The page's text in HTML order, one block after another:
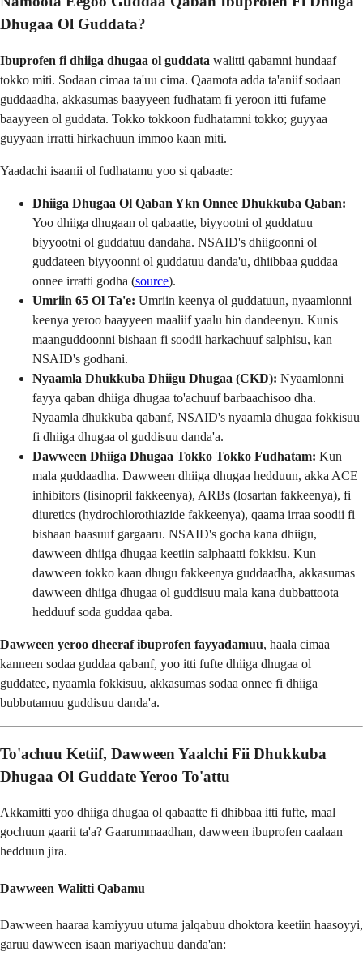
Dhugaa Ol Guddata?
Ibuprofen fi dhiiga dhugaa ol guddata walitti qabamni hundaaf
tokko miti. Sodaan cimaa ta'uu cima. Qaamota adda ta'aniif sodaan
guddaadha, akkasumas baayyeen fudhatam fi yeroon itti fufame
baayyeen ol guddata. Tokko tokkoon fudhatamni tokko; guyyaa
guyyaan irratti hirkachuun immoo kaan miti.
Yaadachi isaanii ol fudhatamu yoo si qabaate:
Dhiiga Dhugaa Ol Qaban Ykn Onnee Dhukkuba Qaban:
Yoo dhiiga dhugaan ol qabaatte, biyyootni ol guddatuu
biyyootni ol guddatuu dandaha. NSAID's dhiigoonni ol
guddateen biyyoonni ol guddatuu danda'u, dhiibbaa guddaa
onnee irratti godha (source).
Umriin 65 Ol Ta'e: Umriin keenya ol guddatuun, nyaamlonni
keenya yeroo baayyeen maaliif yaalu hin dandeenyu. Kunis
maanguddoonni bishaan fi soodii harkachuuf salphisu, kan
NSAID's godhani.
Nyaamla Dhukkuba Dhiigu Dhugaa (CKD): Nyaamlonni
fayya qaban dhiiga dhugaa to'achuuf barbaachisoo dha.
Nyaamla dhukkuba qabanf, NSAID's nyaamla dhugaa fokkisuu
fi dhiiga dhugaa ol guddisuu danda'a.
Dawween Dhiiga Dhugaa Tokko Tokko Fudhatam: Kun
mala guddaadha. Dawween dhiiga dhugaa hedduun, akka ACE
inhibitors (lisinopril fakkeenya), ARBs (losartan fakkeenya), fi
diuretics (hydrochlorothiazide fakkeenya), qaama irraa soodii fi
bishaan baasuuf gargaaru. NSAID's gocha kana dhiigu,
dawween dhiiga dhugaa keetiin salphaatti fokkisu. Kun
dawween tokko kaan dhugu fakkeenya guddaadha, akkasumas
dawween dhiiga dhugaa ol guddisuu mala kana dubbattoota
hedduuf soda guddaa qaba.
Dawween yeroo dheeraf ibuprofen fayyadamuu, haala cimaa
kanneen sodaa guddaa qabanf, yoo itti fufte dhiiga dhugaa ol
guddatee, nyaamla fokkisuu, akkasumas sodaa onnee fi dhiiga
bubbutamuu guddisuu danda'a.
To'achuu Ketiif, Dawween Yaalchi Fii Dhukkuba
Dhugaa Ol Guddate Yeroo To'attu
Akkamitti yoo dhiiga dhugaa ol qabaatte fi dhibbaa itti fufte, maal
gochuun gaarii ta'a? Gaarummaadhan, dawween ibuprofen caalaan
hedduun jira.
Dawween Walitti Qabamu
Dawween haaraa kamiyyuu utuma jalqabuu dhoktora keetiin haasoyyi,
garuu dawween isaan mariyachuu danda'an: